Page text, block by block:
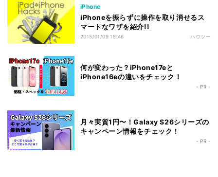
iPhone
iPhoneを振らずに操作を取り消せるス
マートなワザを紹介!!
2015/01/09 18:46 ハウツー
何が変わった？iPhone17eと
iPhone16eの違いをチェック！
- PR -
月々実質1円〜！Galaxy S26シリーズの
キャンペーン情報をチェック！
- PR -